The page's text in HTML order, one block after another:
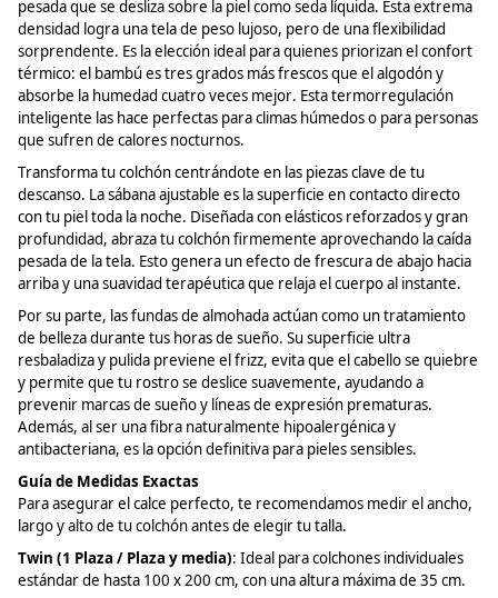
pesada que se desliza sobre la piel como seda líquida. Esta extrema
densidad logra una tela de peso lujoso, pero de una flexibilidad
sorprendente. Es la elección ideal para quienes priorizan el confort
térmico: el bambú es tresgrados más frescosque el algodón y
absorbe la humedad cuatro veces mejor. Esta termorregulación
inteligente las hace perfectas para climas húmedos o para personas
que sufren de calores nocturnos.
Transforma tu colchón centrándote en las piezas clave de tu
descanso. La sábana ajustable es la superficie en contacto directo
con tu piel toda la noche. Diseñada con elásticos reforzados y gran
profundidad, abraza tu colchón firmemente aprovechando la caída
pesada de la tela. Esto genera un efecto de frescura de abajo hacia
arriba y una suavidad terapéutica que relaja el cuerpo al instante.
Por su parte, las fundas de almohada actúan como un tratamiento
de belleza durante tus horas de sueño. Su superficie ultra
resbaladiza y pulida previene elfrizz, evita que el cabello se quiebre
y permite que tu rostro se deslice suavemente, ayudando a
prevenir marcas de sueño y líneas de expresión prematuras.
Además, al ser una fibra naturalmente hipoalergénica y
antibacteriana, es la opción definitiva para pieles sensibles.
Guía de Medidas Exactas
Para asegurar el calce perfecto, te recomendamos medir el ancho,
largo y alto de tu colchón antes de elegir tu talla.
Twin (1 Plaza / Plaza y media): Ideal para colchones individuales
estándar de hasta 100 x 200 cm, con una altura máxima de 35 cm.